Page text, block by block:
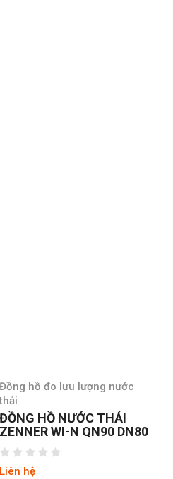
Đồng hồ đo lưu lượng nước
thải
ĐỒNG HỒ NƯỚC ZENNER
WPH-N100
Liên hệ